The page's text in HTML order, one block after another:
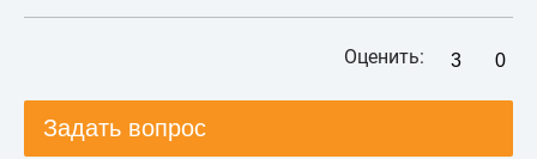
Оценить: 3 0
Задать вопрос